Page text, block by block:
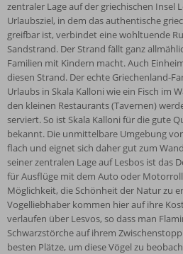
zentraler Lage auf der griechischen Insel
Urlaubsziel, in dem das authentische
greifbar ist, verbindet eine wohltuende
Sandstrand. Der Strand fällt ganz
Familien mit Kindern macht. Auch
diesen Strand. Der echte Griechenland-
Urlaubs in Skala Kalloni wie ein Fisch im
den kleinen Restaurants (Tavernen)
serviert. So ist Skala Kalloni für die gute
bekannt. Die unmittelbare Umgebung
flach und eignet sich daher gut zum
seiner zentralen Lage auf Lesbos ist das
für Ausflüge mit dem Auto oder
Möglichkeit, die Schönheit der Natur zu
Vogelliebhaber kommen hier auf ihre
verlaufen über Lesvos, so dass man
Schwarzstörche auf ihrem
besten Plätze, um diese Vögel zu